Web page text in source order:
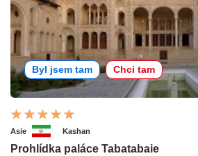
Byl jsem tam Chci tam
Asie Kashan
Prohlídka paláce Tabatabaie